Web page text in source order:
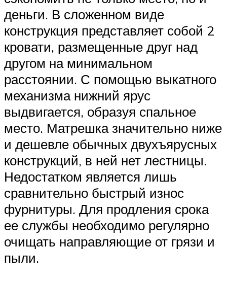
деньги. В сложенном виде
конструкция представляет собой 2
кровати, размещенные друг над
другом на минимальном
расстоянии. С помощью выкатного
механизма нижний ярус
выдвигается, образуя спальное
место. Матрешка значительно ниже
и дешевле обычных двухъярусных
конструкций, в ней нет лестницы.
Недостатком является лишь
сравнительно быстрый износ
фурнитуры. Для продления срока
ее службы необходимо регулярно
очищать направляющие от грязи и
пыли.